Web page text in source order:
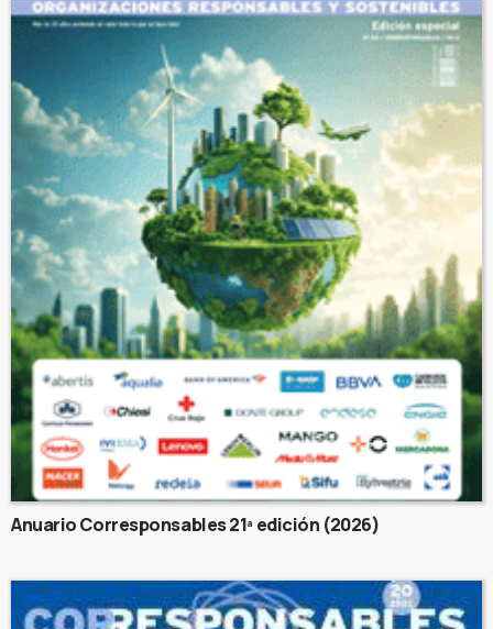
Anuario Corresponsables 21ª edición (2026)